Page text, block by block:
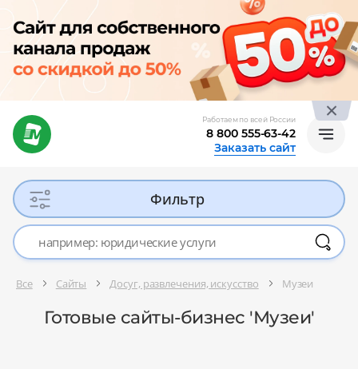
Работаем по всей России
8 800 555-63-42
Заказать сайт
Фильтр
Все Сайты Досуг, развлечения, искусство Музеи
Готовые сайты-бизнес 'Музеи'